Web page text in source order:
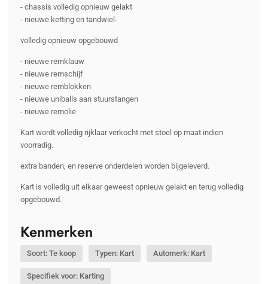
- chassis volledig opnieuw gelakt
- nieuwe ketting en tandwiel-
volledig opnieuw opgebouwd
- nieuwe remklauw
- nieuwe remschijf
- nieuwe remblokken
- nieuwe uniballs aan stuurstangen
- nieuwe remolie
Kart wordt volledig rijklaar verkocht met stoel op maat indien
voorradig.
extra banden, en reserve onderdelen worden bijgeleverd.
Kart is volledig uit elkaar geweest opnieuw gelakt en terug volledig
opgebouwd.
Kenmerken
Soort: Te koop Typen: Kart Automerk: Kart
Specifiek voor: Karting